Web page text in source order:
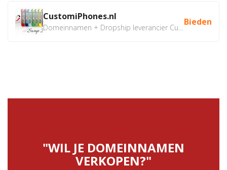
CustomiPhones.nl Bieden
"WIL JE DOMEINNAMEN
VERKOPEN?"